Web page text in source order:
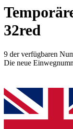
32red
9 der verfügbaren
Die neue